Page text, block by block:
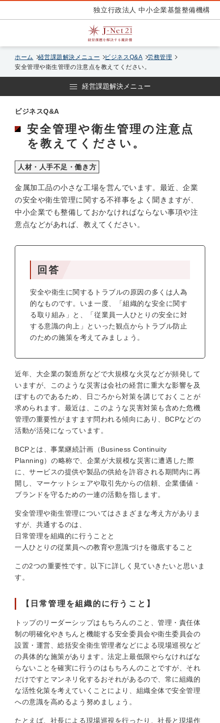
独立行政法人 中小企業基盤整備機構
ホーム 経営課題解決メニュー ビジネスQ&A
労務管理
安全管理や衛生管理の注意点を教えてください。
経営課題解決メニュー
ビジネスQ&A
安全管理や衛生管理の注意点
を教えてください。
人材・人手不足・働き方
金属加工品の小さな工場を営んでいます。最近、企業
の安全や衛生管理に関する不祥事をよく聞きますが、
中小企業でも整備しておかなければならない事項や注
意点などがあれば、教えてください。
回答
安全や衛生に関するトラブルの原因の多くは人為
的なものです。いま一度、「組織的な安全に関す
る取り組み」と、「従業員一人ひとりの安全に対
する意識の向上」といった観点からトラブル防止
のための施策を考えてみましょう。
近年、大企業の製造所などで大規模な火災などが頻発して
いますが、このような災害は会社の経営に重大な影響を及
ぼすものであるため、日ごろから対策を講じておくことが
求められます。最近は、このような災害対策も含めた危機
管理の重要性がますます問われる傾向にあり、BCPなどの
活動が活発になっています。
BCPとは、事業継続計画（Business Continuity
Planning）の略称で、企業が大規模な災害に遭遇した際
に、サービスの提供や製品の供給を許容される期間内に再
開し、マーケットシェアや取引先からの信頼、企業価値・
ブランドを守るための一連の活動を指します。
安全管理や衛生管理についてはさまざまな考え方がありま
すが、共通するのは、
日常管理を組織的に行うことと
一人ひとりの従業員への教育や意識づけを徹底すること
この2つの重要性です。以下に詳しく見ていきたいと思いま
す。
【日常管理を組織的に行うこと】
トップのリーダーシップはもちろんのこと、管理・責任体
制の明確化やきちんと機能する安全委員会や衛生委員会の
設置・運営、総括安全衛生管理者などによる現場巡視など
の具体的な施策があります。法定上最低限やらなければな
らないことを確実に行うのはもちろんのことですが、それ
だけですとマンネリ化するおそれがあるので、常に組織的
な活性化策を考えていくことにより、組織全体で安全管理
への意識を高めるよう努めましょう。
たとえば、社長による現場巡視を行ったり、社長と現場作